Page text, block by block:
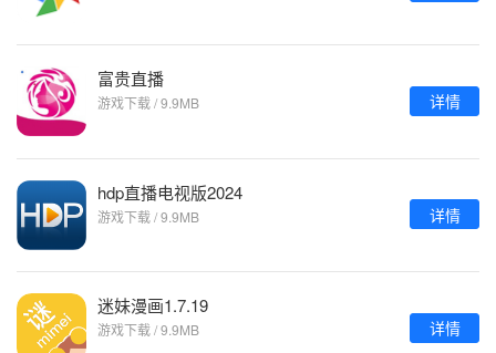
富贵直播
游戏下载 / 9.9MB 详情
hdp直播电视版2024
游戏下载 / 9.9MB 详情
迷妹漫画1.7.19
游戏下载 / 9.9MB 详情